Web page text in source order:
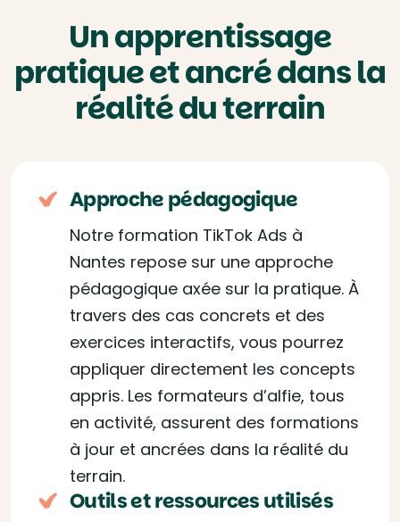
Un apprentissage
pratique et ancré dans la
réalité du terrain
Approche pédagogique
Notre formation TikTok Ads à
Nantes repose sur une approche
pédagogique axée sur la pratique. À
travers des cas concrets et des
exercices interactifs, vous pourrez
appliquer directement les concepts
appris. Les formateurs d’alfie, tous
en activité, assurent des formations
à jour et ancrées dans la réalité du
terrain.
Outils et ressources utilisés